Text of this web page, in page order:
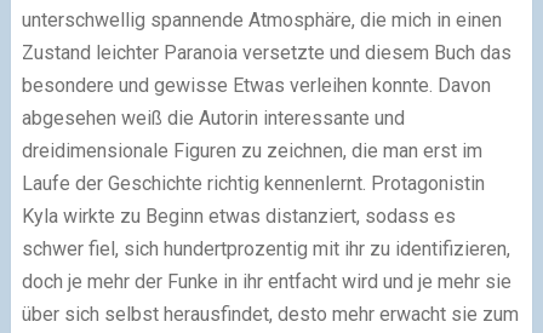
unterschwellig spannende Atmosphäre, die mich in einen
Zustand leichter Paranoia versetzte und diesem Buch das
besondere und gewisse Etwas verleihen konnte. Davon
abgesehen weiß die Autorin interessante und
dreidimensionale Figuren zu zeichnen, die man erst im
Laufe der Geschichte richtig kennenlernt. Protagonistin
Kyla wirkte zu Beginn etwas distanziert, sodass es
schwer fiel, sich hundertprozentig mit ihr zu identifizieren,
doch je mehr der Funke in ihr entfacht wird und je mehr sie
über sich selbst herausfindet, desto mehr erwacht sie zum